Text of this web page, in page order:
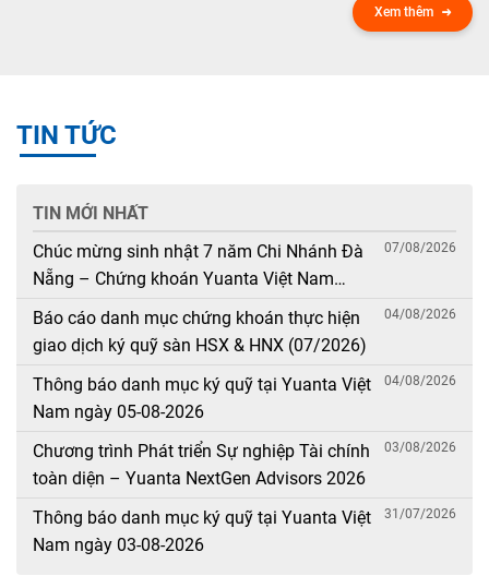
Xem thêm
TIN TỨC
TIN MỚI NHẤT
Chúc mừng sinh nhật 7 năm Chi Nhánh Đà
Nẵng – Chứng khoán Yuanta Việt Nam
(08/08/2019 – 08/08/2026)
07/08/2026
Báo cáo danh mục chứng khoán thực hiện
giao dịch ký quỹ sàn HSX & HNX (07/2026)
04/08/2026
Thông báo danh mục ký quỹ tại Yuanta Việt
Nam ngày 05-08-2026
04/08/2026
Chương trình Phát triển Sự nghiệp Tài chính
toàn diện – Yuanta NextGen Advisors 2026
03/08/2026
Thông báo danh mục ký quỹ tại Yuanta Việt
Nam ngày 03-08-2026
31/07/2026